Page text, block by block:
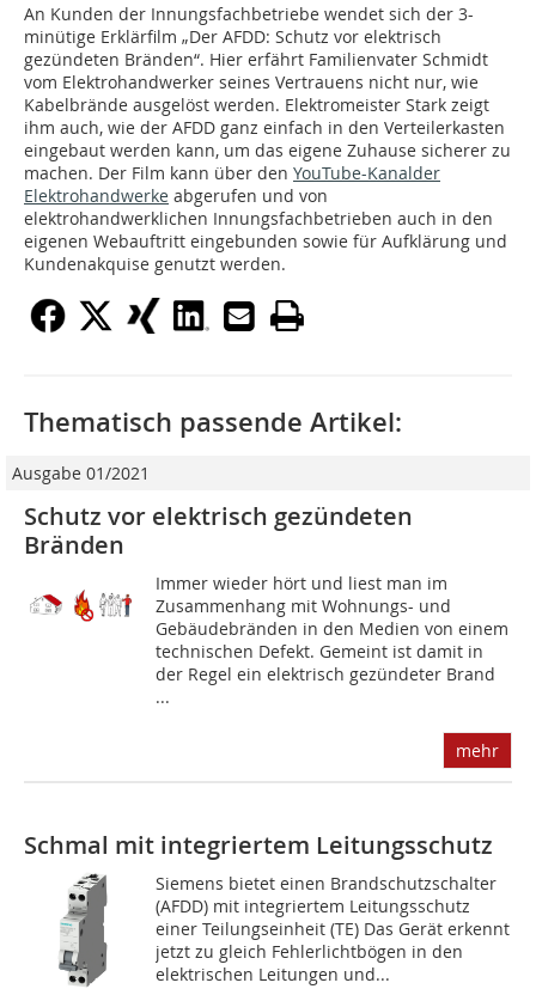
An Kunden der Innungsfachbetriebe wendet sich der 3-
minütige Erklärfilm „Der AFDD: Schutz vor elektrisch
gezündeten Bränden“. Hier erfährt Familienvater Schmidt
vom Elektrohandwerker seines Vertrauens nicht nur, wie
Kabelbrände ausgelöst werden. Elektromeister Stark zeigt
ihm auch, wie der AFDD ganz einfach in den Verteilerkasten
eingebaut werden kann, um das eigene Zuhause sicherer zu
machen. Der Film kann über den YouTube-Kanalder
Elektrohandwerke abgerufen und von
elektrohandwerklichen Innungsfachbetrieben auch in den
eigenen Webauftritt eingebunden sowie für Aufklärung und
Kundenakquise genutzt werden.
Thematisch passende Artikel:
Ausgabe 01/2021
Schutz vor elektrisch gezündeten
Bränden
Immer wieder hört und liest man im
Zusammenhang mit Wohnungs- und
Gebäudebränden in den Medien von einem
technischen Defekt. Gemeint ist damit in
der Regel ein elektrisch gezündeter Brand
...
mehr
Schmal mit integriertem Leitungsschutz
Siemens bietet einen Brandschutzschalter
(AFDD) mit integriertem Leitungsschutz
einer Teilungseinheit (TE) Das Gerät erkennt
jetzt zu gleich Fehlerlichtbögen in den
elektrischen Leitungen und...